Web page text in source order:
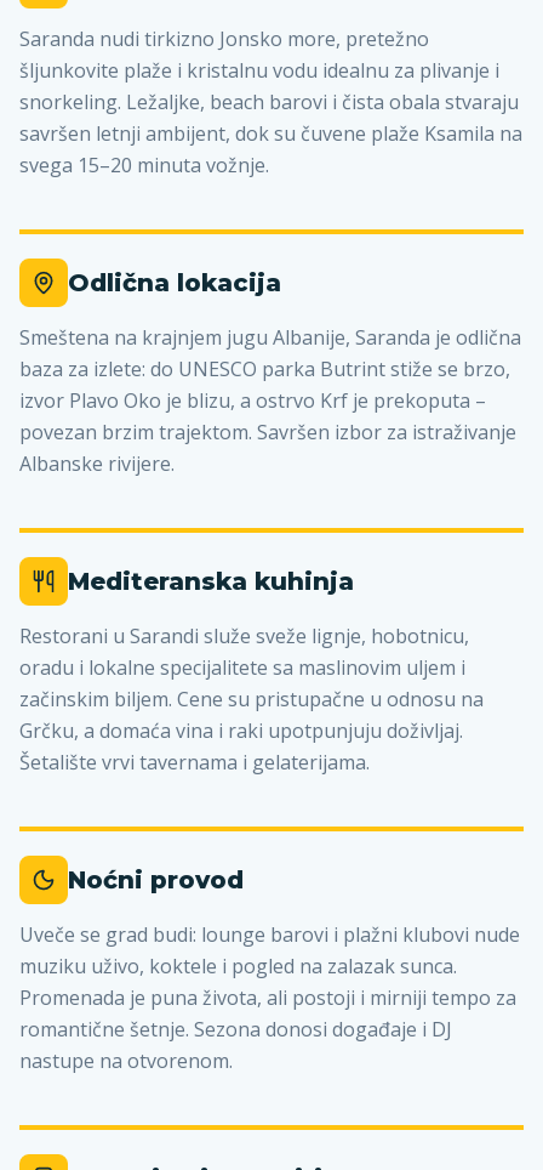
Saranda nudi tirkizno Jonsko more, pretežno
šljunkovite plaže i kristalnu vodu idealnu za plivanje i
snorkeling. Ležaljke, beach barovi i čista obala stvaraju
savršen letnji ambijent, dok su čuvene plaže Ksamila na
svega 15–20 minuta vožnje.
Odlična lokacija
Smeštena na krajnjem jugu Albanije, Saranda je odlična
baza za izlete: do UNESCO parka Butrint stiže se brzo,
izvor Plavo Oko je blizu, a ostrvo Krf je prekoputa –
povezan brzim trajektom. Savršen izbor za istraživanje
Albanske rivijere.
Mediteranska kuhinja
Restorani u Sarandi služe sveže lignje, hobotnicu,
oradu i lokalne specijalitete sa maslinovim uljem i
začinskim biljem. Cene su pristupačne u odnosu na
Grčku, a domaća vina i raki upotpunjuju doživljaj.
Šetalište vrvi tavernama i gelaterijama.
Noćni provod
Uveče se grad budi: lounge barovi i plažni klubovi nude
muziku uživo, koktele i pogled na zalazak sunca.
Promenada je puna života, ali postoji i mirniji tempo za
romantične šetnje. Sezona donosi događaje i DJ
nastupe na otvorenom.